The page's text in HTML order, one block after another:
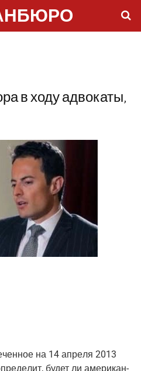
в ходу адвокаты,
на 14 апре­ля 2013
будет ли аме­ри­кан­